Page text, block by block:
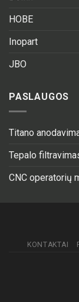
HOBE
Inopart
JBO
PASLAUGOS
Titano
Tepalo
CNC operatorių
KONTAKTAI